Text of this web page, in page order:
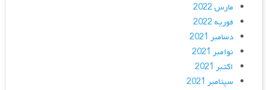
مارس 2022
فوریه 2022
دسامبر 2021
نوامبر 2021
اکتبر 2021
سپتامبر 2021